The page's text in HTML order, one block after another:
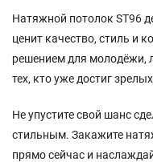
Натяжной потолок SТ96
ценит качество, стиль и
решением для молодёжи,
тех, кто уже достиг
Не упустите свой шанс
стильным. Закажите
прямо сейчас и